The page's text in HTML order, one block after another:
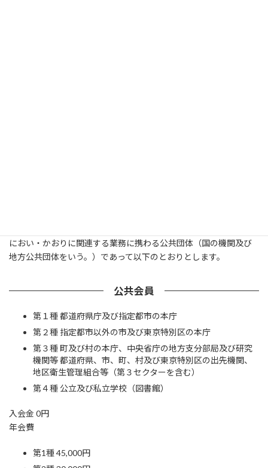
におい・かおりに関連する業務に携わる公共団体（国の機関及び
地⽅公共団体をいう。）であって以下のとおりとします。
公共会員
第１種 都道府県庁及び指定都市の本庁
第２種 指定都市以外の市及び東京特別区の本庁
第３種 町及び村の本庁、中央省庁の地⽅⽀分部局及び研究
機関等 都道府県、市、町、村及び東京特別区の出先機関、
地区衛⽣管理組合等（第３セクターを含む）
第４種 公⽴及び私⽴学校（図書館）
⼊会⾦ 0円
年会費
第1種 45,000円